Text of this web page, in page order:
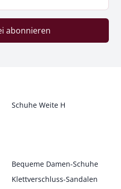
abonnieren
Schuhe Weite H
Bequeme Damen-Schuhe
Klettverschluss-Sandalen